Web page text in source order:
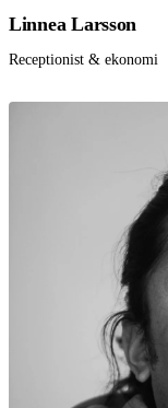
Linnea Larsson
Receptionist & ekonomi